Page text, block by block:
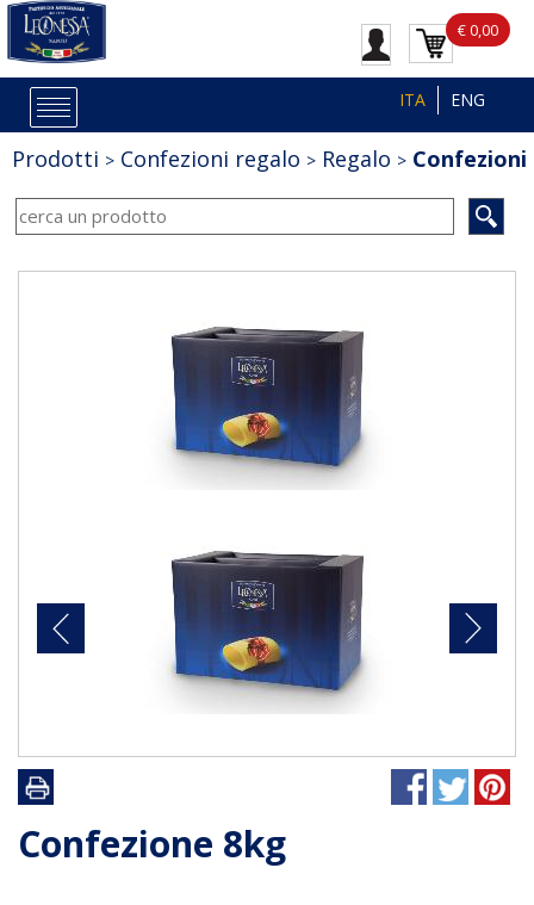
€ 0,00
ITA ENG
Prodotti Confezioni regalo Regalo Confezioni
Confezione 8kg